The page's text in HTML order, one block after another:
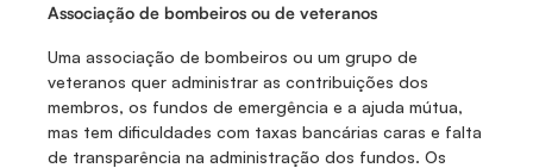
Associação de bombeiros ou de veteranos
Uma associação de bombeiros ou um grupo de
veteranos quer administrar as contribuições dos
membros, os fundos de emergência e a ajuda mútua,
mas tem dificuldades com taxas bancárias caras e falta
de transparência na administração dos fundos. Os